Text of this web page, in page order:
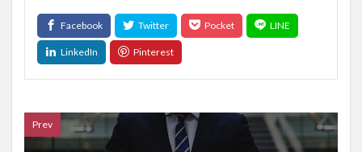
Prev